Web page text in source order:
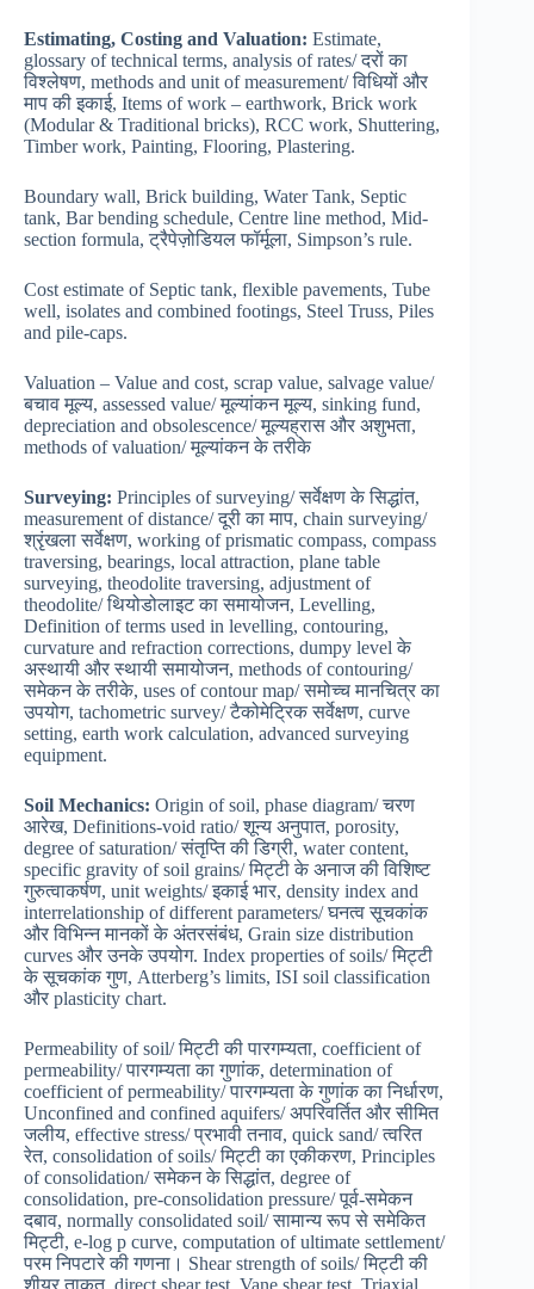
Estimating, Costing and Valuation: Estimate,
glossary of technical terms, analysis of rates/ दरों का
विश्लेषण, methods and unit of measurement/ विधियों और
माप की इकाई, Items of work – earthwork, Brick work
(Modular & Traditional bricks), RCC work, Shuttering,
Timber work, Painting, Flooring, Plastering.
Boundary wall, Brick building, Water Tank, Septic
tank, Bar bending schedule, Centre line method, Mid-
section formula, ट्रैपेज़ोडियल फॉर्मूला, Simpson’s rule.
Cost estimate of Septic tank, flexible pavements, Tube
well, isolates and combined footings, Steel Truss, Piles
and pile-caps.
Valuation – Value and cost, scrap value, salvage value/
बचाव मूल्य, assessed value/ मूल्यांकन मूल्य, sinking fund,
depreciation and obsolescence/ मूल्यह्रास और अशुभता,
methods of valuation/ मूल्यांकन के तरीके
Surveying: Principles of surveying/ सर्वेक्षण के सिद्धांत,
measurement of distance/ दूरी का माप, chain surveying/
श्रृंखला सर्वेक्षण, working of prismatic compass, compass
traversing, bearings, local attraction, plane table
surveying, theodolite traversing, adjustment of
theodolite/ थियोडोलाइट का समायोजन, Levelling,
Definition of terms used in levelling, contouring,
curvature and refraction corrections, dumpy level के
अस्थायी और स्थायी समायोजन, methods of contouring/
समेकन के तरीके, uses of contour map/ समोच्च मानचित्र का
उपयोग, tachometric survey/ टैकोमेट्रिक सर्वेक्षण, curve
setting, earth work calculation, advanced surveying
equipment.
Soil Mechanics: Origin of soil, phase diagram/ चरण
आरेख, Definitions-void ratio/ शून्य अनुपात, porosity,
degree of saturation/ संतृप्ति की डिग्री, water content,
specific gravity of soil grains/ मिट्टी के अनाज की विशिष्ट
गुरुत्वाकर्षण, unit weights/ इकाई भार, density index and
interrelationship of different parameters/ घनत्व सूचकांक
और विभिन्न मानकों के अंतरसंबंध, Grain size distribution
curves और उनके उपयोग. Index properties of soils/ मिट्टी
के सूचकांक गुण, Atterberg’s limits, ISI soil classification
और plasticity chart.
Permeability of soil/ मिट्टी की पारगम्यता, coefficient of
permeability/ पारगम्यता का गुणांक, determination of
coefficient of permeability/ पारगम्यता के गुणांक का निर्धारण,
Unconfined and confined aquifers/ अपरिवर्तित और सीमित
जलीय, effective stress/ प्रभावी तनाव, quick sand/ त्वरित
रेत, consolidation of soils/ मिट्टी का एकीकरण, Principles
of consolidation/ समेकन के सिद्धांत, degree of
consolidation, pre-consolidation pressure/ पूर्व-समेकन
दबाव, normally consolidated soil/ सामान्य रूप से समेकित
मिट्टी, e-log p curve, computation of ultimate settlement/
परम निपटारे की गणना। Shear strength of soils/ मिट्टी की
शीयर ताकत, direct shear test, Vane shear test, Triaxial